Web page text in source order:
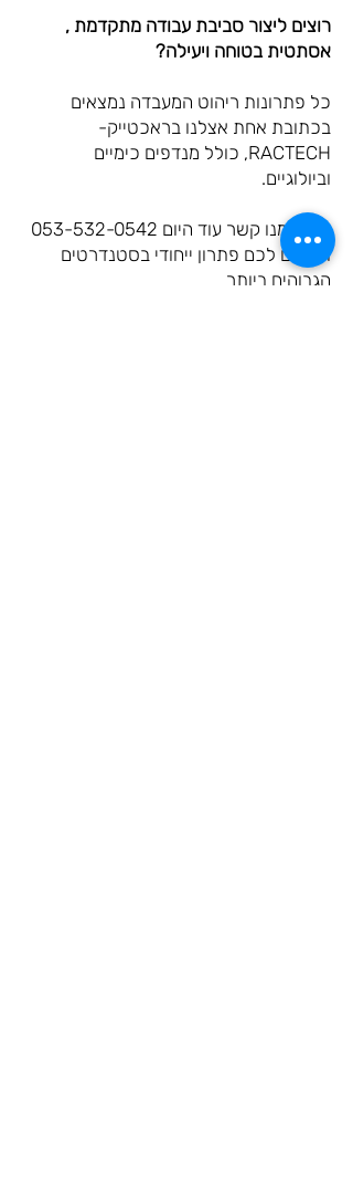
רוצים ליצור סביבת עבודה מתקדמת ,
אסתטית בטוחה ויעילה?
כל פתרונות ריהוט המעבדה נמצאים
בכתובת אחת אצלנו בראכטייק-
RACTECH, כולל מנדפים כימיים
וביולוגיים.
צרו עימנו קשר עוד היום 053-532-0542
ונתאים לכם פתרון ייחודי בסטנדרטים
הגבוהים ביותר